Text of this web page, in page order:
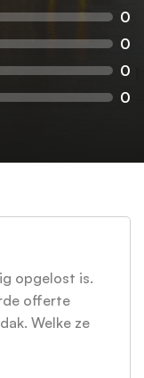
0
0
0
0
opgelost is.
offerte
Welke ze